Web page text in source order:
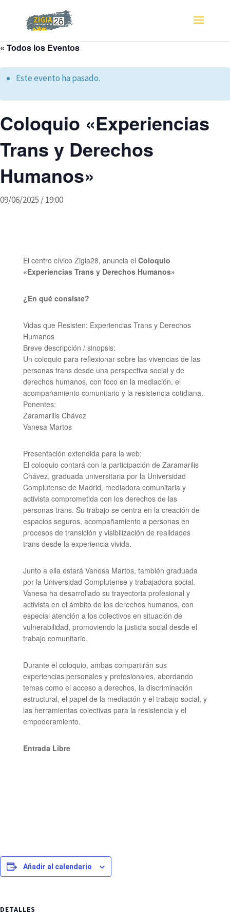
« Todos los Eventos
Este evento ha pasado.
Coloquio «Experiencias
Trans y Derechos
Humanos»
09/06/2025 / 19:00
El centro cívico Zigia28, anuncia el Coloquio
«Experiencias Trans y Derechos Humanos»
¿En qué consiste?
Vidas que Resisten: Experiencias Trans y Derechos
Humanos
Breve descripción / sinopsis:
Un coloquio para reflexionar sobre las vivencias de las
personas trans desde una perspectiva social y de
derechos humanos, con foco en la mediación, el
acompañamiento comunitario y la resistencia cotidiana.
Ponentes:
Zaramarilis Chávez
Vanesa Martos
Presentación extendida para la web:
El coloquio contará con la participación de Zaramarilis
Chávez, graduada universitaria por la Universidad
Complutense de Madrid, mediadora comunitaria y
activista comprometida con los derechos de las
personas trans. Su trabajo se centra en la creación de
espacios seguros, acompañamiento a personas en
procesos de transición y visibilización de realidades
trans desde la experiencia vivida.
Junto a ella estará Vanesa Martos, también graduada
por la Universidad Complutense y trabajadora social.
Vanesa ha desarrollado su trayectoria profesional y
activista en el ámbito de los derechos humanos, con
especial atención a los colectivos en situación de
vulnerabilidad, promoviendo la justicia social desde el
trabajo comunitario.
Durante el coloquio, ambas compartirán sus
experiencias personales y profesionales, abordando
temas como el acceso a derechos, la discriminación
estructural, el papel de la mediación y el trabajo social, y
las herramientas colectivas para la resistencia y el
empoderamiento.
Entrada Libre
Añadir al calendario
DETALLES